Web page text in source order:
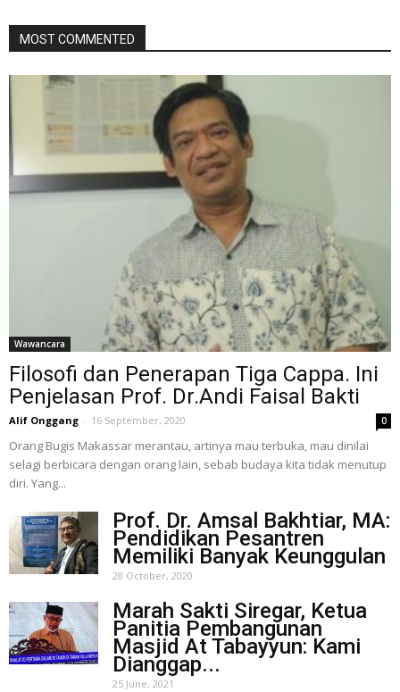
MOST COMMENTED
Wawancara
Filosofi dan Penerapan Tiga Cappa. Ini
Penjelasan Prof. Dr.Andi Faisal Bakti
Alif Onggang - 16 September, 2020 0
Orang Bugis Makassar merantau, artinya mau terbuka, mau dinilai
selagi berbicara dengan orang lain, sebab budaya kita tidak menutup
diri. Yang...
Prof. Dr. Amsal Bakhtiar, MA:
Pendidikan Pesantren
Memiliki Banyak Keunggulan
28 October, 2020
Marah Sakti Siregar, Ketua
Panitia Pembangunan
Masjid At Tabayyun: Kami
Dianggap...
25 June, 2021